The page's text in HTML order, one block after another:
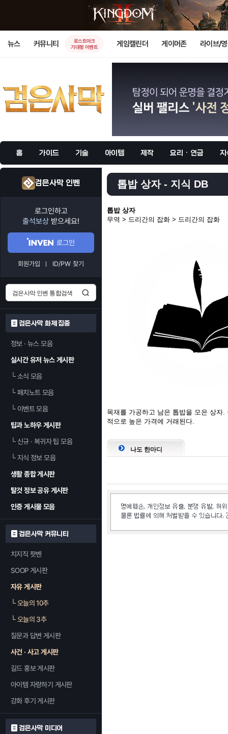
뉴스 커뮤니티
로스트아크
기대평 이벤트
게임캘린더 게이머존 라이브/
홈 가이드 기술 아이템 제작 요리 · 연금 지
검은사막 인벤
로그인하고
출석보상 받으세요!
로그인
회원가입 ID/PW 찾기
검은사막 화제 집중
정보 · 뉴스 모음
실시간 유저 뉴스 게시판
└소식 모음
└패치노트 모음
└이벤트 모음
팁과 노하우 게시판
└신규 · 복귀자 팁 모음
└지식 정보 모음
생활 종합 게시판
탈것 정보 공유 게시판
인증 게시물 모음
검은사막 커뮤니티
치지직 팟벤
SOOP 게시판
자유 게시판
└오늘의 10추
└오늘의 3추
질문과 답변 게시판
사건 · 사고 게시판
길드 홍보 게시판
아이템 자랑하기 게시판
강화 후기 게시판
검은사막 미디어
톱밥 상자 - 지식 DB
톱밥 상자
무역 > 드리간의 잡화 > 드리간의 잡화
목재를 가공하고 남은 톱밥을 모은 상자
적으로 높은 가격에 거래된다.
나도 한마디